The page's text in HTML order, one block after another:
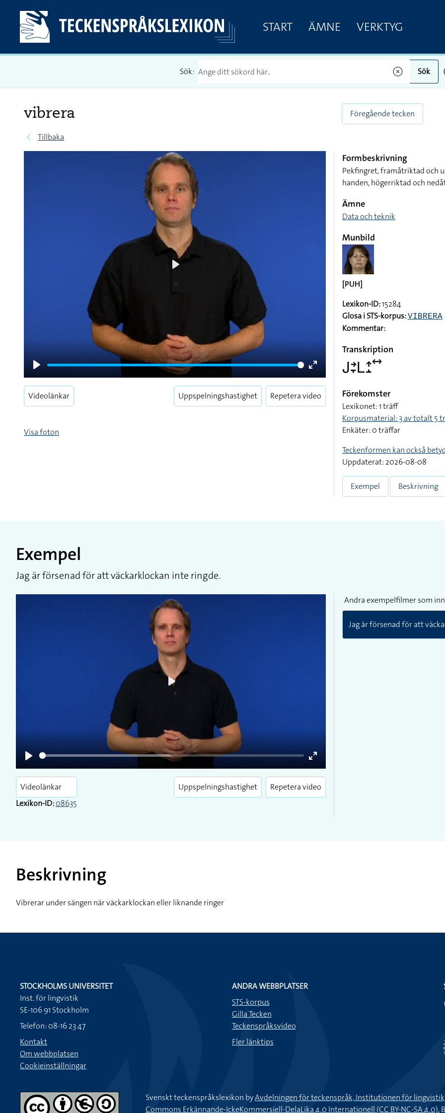
START ÄMNE VERKTYG
Sök: Sök
vibrera
Tillbaka
Föregående tecken
Play
Enter
fullscreen
Videolänkar Uppspelningshastighet Repetera video
Visa foton
Formbeskrivning
Pekfingret, framåtriktad och
handen, högerriktad och
Ämne
Data och teknik
Munbild
[PUH]
Lexikon-ID:15284
Glosa i STS-korpus:VIBRERA
Kommentar:
Transkription
􌤢􌥔􌥙􌥈􌤴􌤸􌥤
Förekomster
Lexikonet: 1 träff
Korpusmaterial: 3 av totalt 5
Enkäter: 0 träffar
Teckenformen kan också
Uppdaterat: 2026-08-08
Exempel Beskrivning
Exempel
Jag är försenad för att väckarklockan inte ringde.
Play
Enter
fullscreen
Play
Videolänkar
Lexikon-ID:08635
Uppspelningshastighet Repetera video
Andra exempelfilmer som
Jag är försenad för att
Beskrivning
Vibrerar under sängen när väckarklockan eller liknande ringer
STOCKHOLMS UNIVERSITET
Inst. för lingvistik
SE-106 91 Stockholm
Telefon: 08-16 23 47
Kontakt
Om webbplatsen
Cookieinställningar
ANDRA WEBBPLATSER
STS-korpus
Gilla Tecken
Teckenspråksvideo
Fler länktips
Svenskt teckenspråkslexikon byAvdelningen för teckenspråk, Institutionen för
Commons Erkännande-IckeKommersiell-DelaLika 4.0 Internationell (CC BY-NC-SA 4.0).